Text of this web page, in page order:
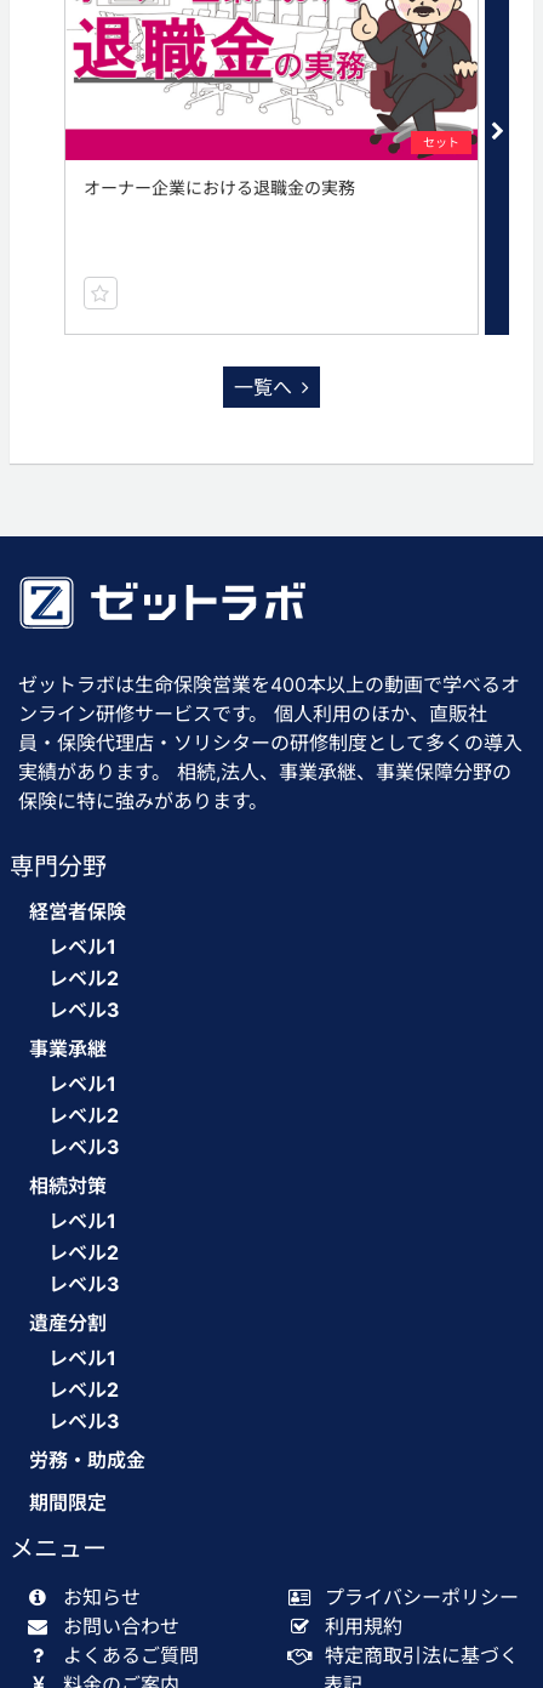
セット
オーナー企業における退職金の実務
一覧へ
ゼットラボは生命保険営業を400本以上の動画で学べるオ
ンライン研修サービスです。 個人利用のほか、直販社
員・保険代理店・ソリシターの研修制度として多くの導入
実績があります。 相続,法人、事業承継、事業保障分野の
保険に特に強みがあります。
専門分野
経営者保険
レベル1
レベル2
レベル3
事業承継
レベル1
レベル2
レベル3
相続対策
レベル1
レベル2
レベル3
遺産分割
レベル1
レベル2
レベル3
労務・助成金
期間限定
メニュー
お知らせ
お問い合わせ
よくあるご質問
プライバシーポリシー
利用規約
特定商取引法に基づく